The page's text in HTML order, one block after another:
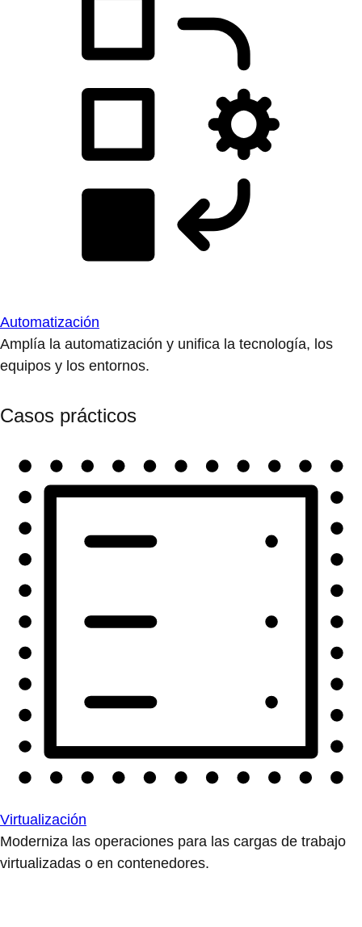
Automatización
Amplía la automatización y unifica la tecnología, los
equipos y los entornos.
Casos prácticos
Virtualización
Moderniza las operaciones para las cargas de trabajo
virtualizadas o en contenedores.